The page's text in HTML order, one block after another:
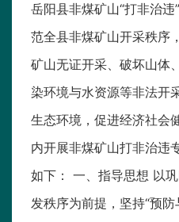
岳阳县非煤矿山“打非治
范全县非煤矿山开采秩序
矿山无证开采、破坏山体
染环境与水资源等非法开
生态环境，促进经济社会
内开展非煤矿山打非治违
如下： 一、指导思想 以
发秩序为前提，坚持“预